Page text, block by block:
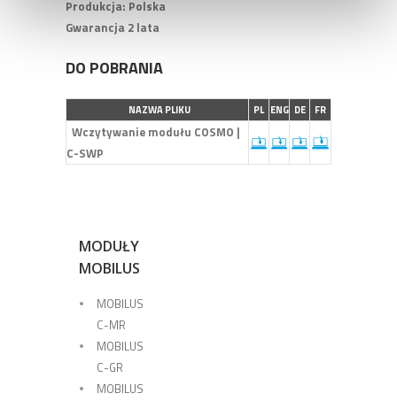
Produkcja: Polska
Gwarancja 2 lata
DO POBRANIA
NAZWA PLIKU PL ENG DE FR
Wczytywanie modułu COSMO |
C-SWP
MODUŁY
MOBILUS
MOBILUS
C-MR
MOBILUS
C-GR
MOBILUS